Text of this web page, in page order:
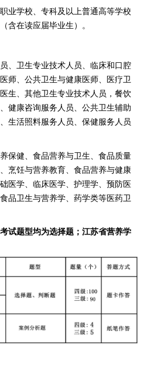
业学校、专科及以上普通高等学校
含在读应届毕业生）。
、卫生专业技术人员、临床和口腔
师、公共卫生与健康医师、医疗卫
生、其他卫生专业技术人员，餐饮
健康咨询服务人员、公共卫生辅助
生活照料服务人员、保健服务人员
保健、食品营养与卫生、食品质量
烹饪与营养教育、食品营养与健康
医学、临床医学、护理学、预防医
品卫生与营养学、药学类等医药卫
试题型均为选择题； 江苏省营养学